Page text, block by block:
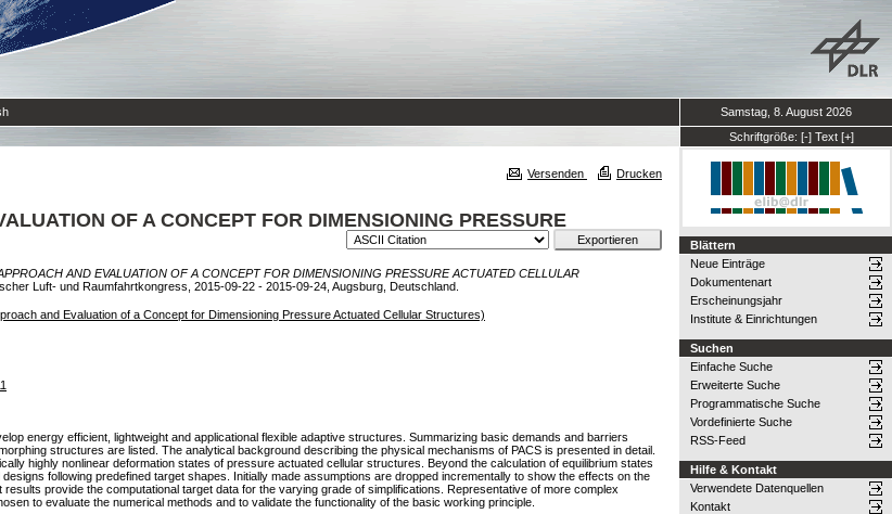
Samstag, 8. August 2026
Schriftgröße: [-] Text [+]
Versenden Drucken
OF A CONCEPT FOR DIMENSIONING PRESSURE
AND EVALUATION OF A CONCEPT FOR DIMENSIONING PRESSURE ACTUATED CELLULAR
Luft- und Raumfahrtkongress, 2015-09-22 - 2015-09-24, Augsburg, Deutschland.
and Evaluation of a Concept for Dimensioning Pressure Actuated Cellular Structures)
energy efficient, lightweight and applicational flexible adaptive structures. Summarizing basic demands and barriers
structures are listed. The analytical background describing the physical mechanisms of PACS is presented in detail.
highly nonlinear deformation states of pressure actuated cellular structures. Beyond the calculation of equilibrium states
following predefined target shapes. Initially made assumptions are dropped incrementally to show the effects on the
provide the computational target data for the varying grade of simplifications. Representative of more complex
to evaluate the numerical methods and to validate the functionality of the basic working principle.
Blättern
Neue Einträge
Dokumentenart
Erscheinungsjahr
Institute & Einrichtungen
Suchen
Einfache Suche
Erweiterte Suche
Programmatische Suche
Vordefinierte Suche
RSS-Feed
Hilfe & Kontakt
Verwendete Datenquellen
Kontakt